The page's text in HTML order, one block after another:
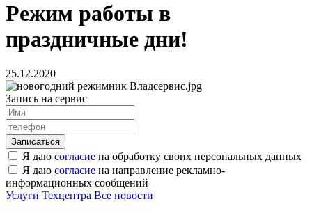
Режим работы в
праздничные дни!
25.12.2020
Запись на сервис
Я даю согласие на обработку своих персональных данных
Я даю согласие на направление рекламно-
информационных сообщений
Услуги Техцентра Все новости